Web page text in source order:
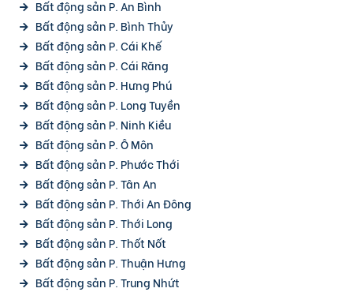
Bất động sản P. An Bình
Bất động sản P. Bình Thủy
Bất động sản P. Cái Khế
Bất động sản P. Cái Răng
Bất động sản P. Hưng Phú
Bất động sản P. Long Tuyền
Bất động sản P. Ninh Kiều
Bất động sản P. Ô Môn
Bất động sản P. Phước Thới
Bất động sản P. Tân An
Bất động sản P. Thới An Đông
Bất động sản P. Thới Long
Bất động sản P. Thốt Nốt
Bất động sản P. Thuận Hưng
Bất động sản P. Trung Nhứt